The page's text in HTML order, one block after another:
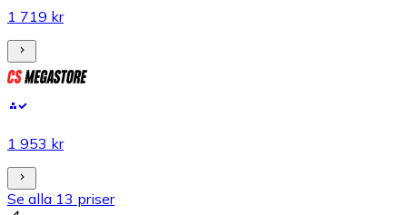
1 719 kr
1 953 kr
Se alla 13 priser